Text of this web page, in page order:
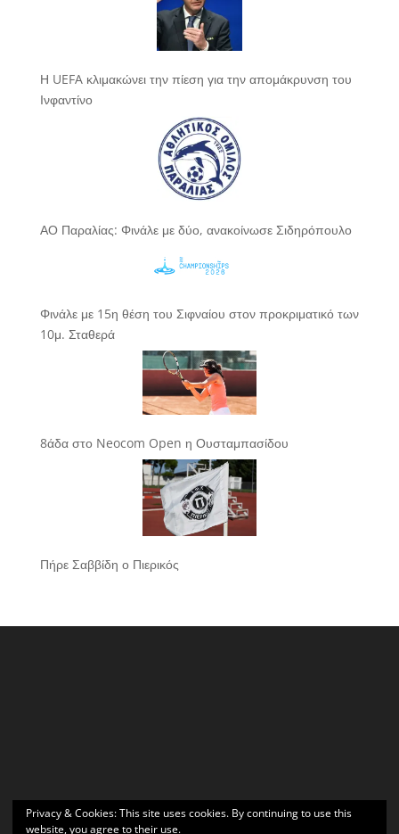
Η UEFA κλιμακώνει την πίεση για την απομάκρυνση του
Ινφαντίνο
ΑΟ Παραλίας: Φινάλε με δύο, ανακοίνωσε Σιδηρόπουλο
Φινάλε με 15η θέση του Σιφναίου στον προκριματικό των
10μ. Σταθερά
8άδα στο Neocom Open η Ουσταμπασίδου
Πήρε Σαββίδη ο Πιερικός
Privacy & Cookies: This site uses cookies. By continuing to use this
website, you agree to their use.